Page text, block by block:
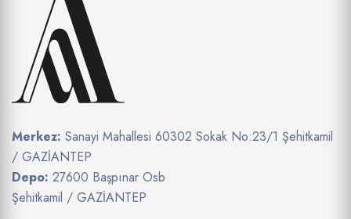
Merkez: Sanayi Mahallesi 60302 Sokak No:23/1 Şehitkamil
/ GAZİANTEP
Depo: 27600 Başpınar Osb
Şehitkamil / GAZİANTEP